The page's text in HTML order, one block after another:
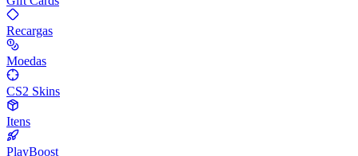
Recargas
Moedas
CS2 Skins
Itens
PlayBoost